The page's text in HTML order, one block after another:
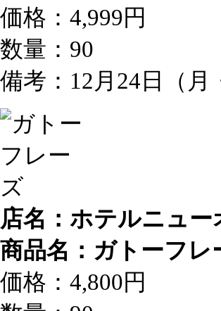
価格：4,999円
数量：90
備考：12月24日（月
店名：ホテルニュー
商品名：ガトーフレ
価格：4,800円